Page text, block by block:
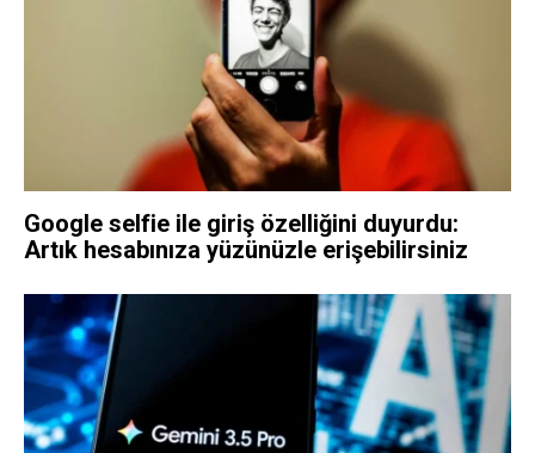
Google selfie ile giriş özelliğini duyurdu:
Artık hesabınıza yüzünüzle erişebilirsiniz